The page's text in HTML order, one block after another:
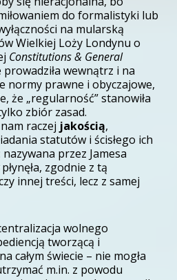
do formalistyki lub
na mularską
Wielkiej Loży Londynu o
Constitutions & General
wewnątrz i na
normy prawne i obyczajowe,
że „regularność” stanowiła
zbiór zasad.
raczej jakością,
statutów i ścisłego ich
przez Jamesa
płynęła, zgodnie z tą
innej treści, lecz z samej
wolnego
tworzącą i
całym świecie – nie mogła
m.in. z powodu